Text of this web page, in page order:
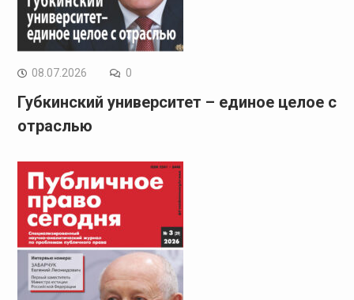
08.07.2026 0
Губкинский университет – единое целое с
отраслью